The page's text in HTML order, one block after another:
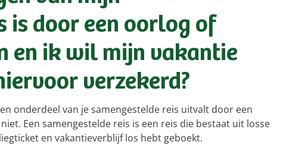
is door een oorlog of
en ik wil mijn vakantie
verzekerd?
onderdeel van je samengestelde reis uitvalt door een
Een samengestelde reis is een reis die bestaat uit losse
en vakantieverblijf los hebt geboekt.